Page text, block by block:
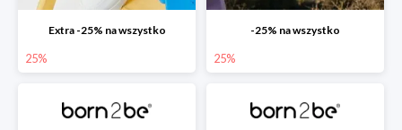
Extra -25% na wszystko
25%
-25% na wszystko
25%